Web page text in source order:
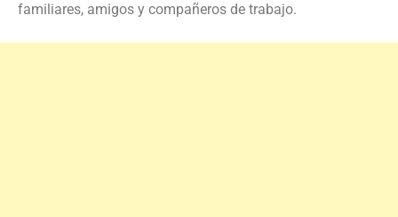
familiares, amigos y compañeros de trabajo.